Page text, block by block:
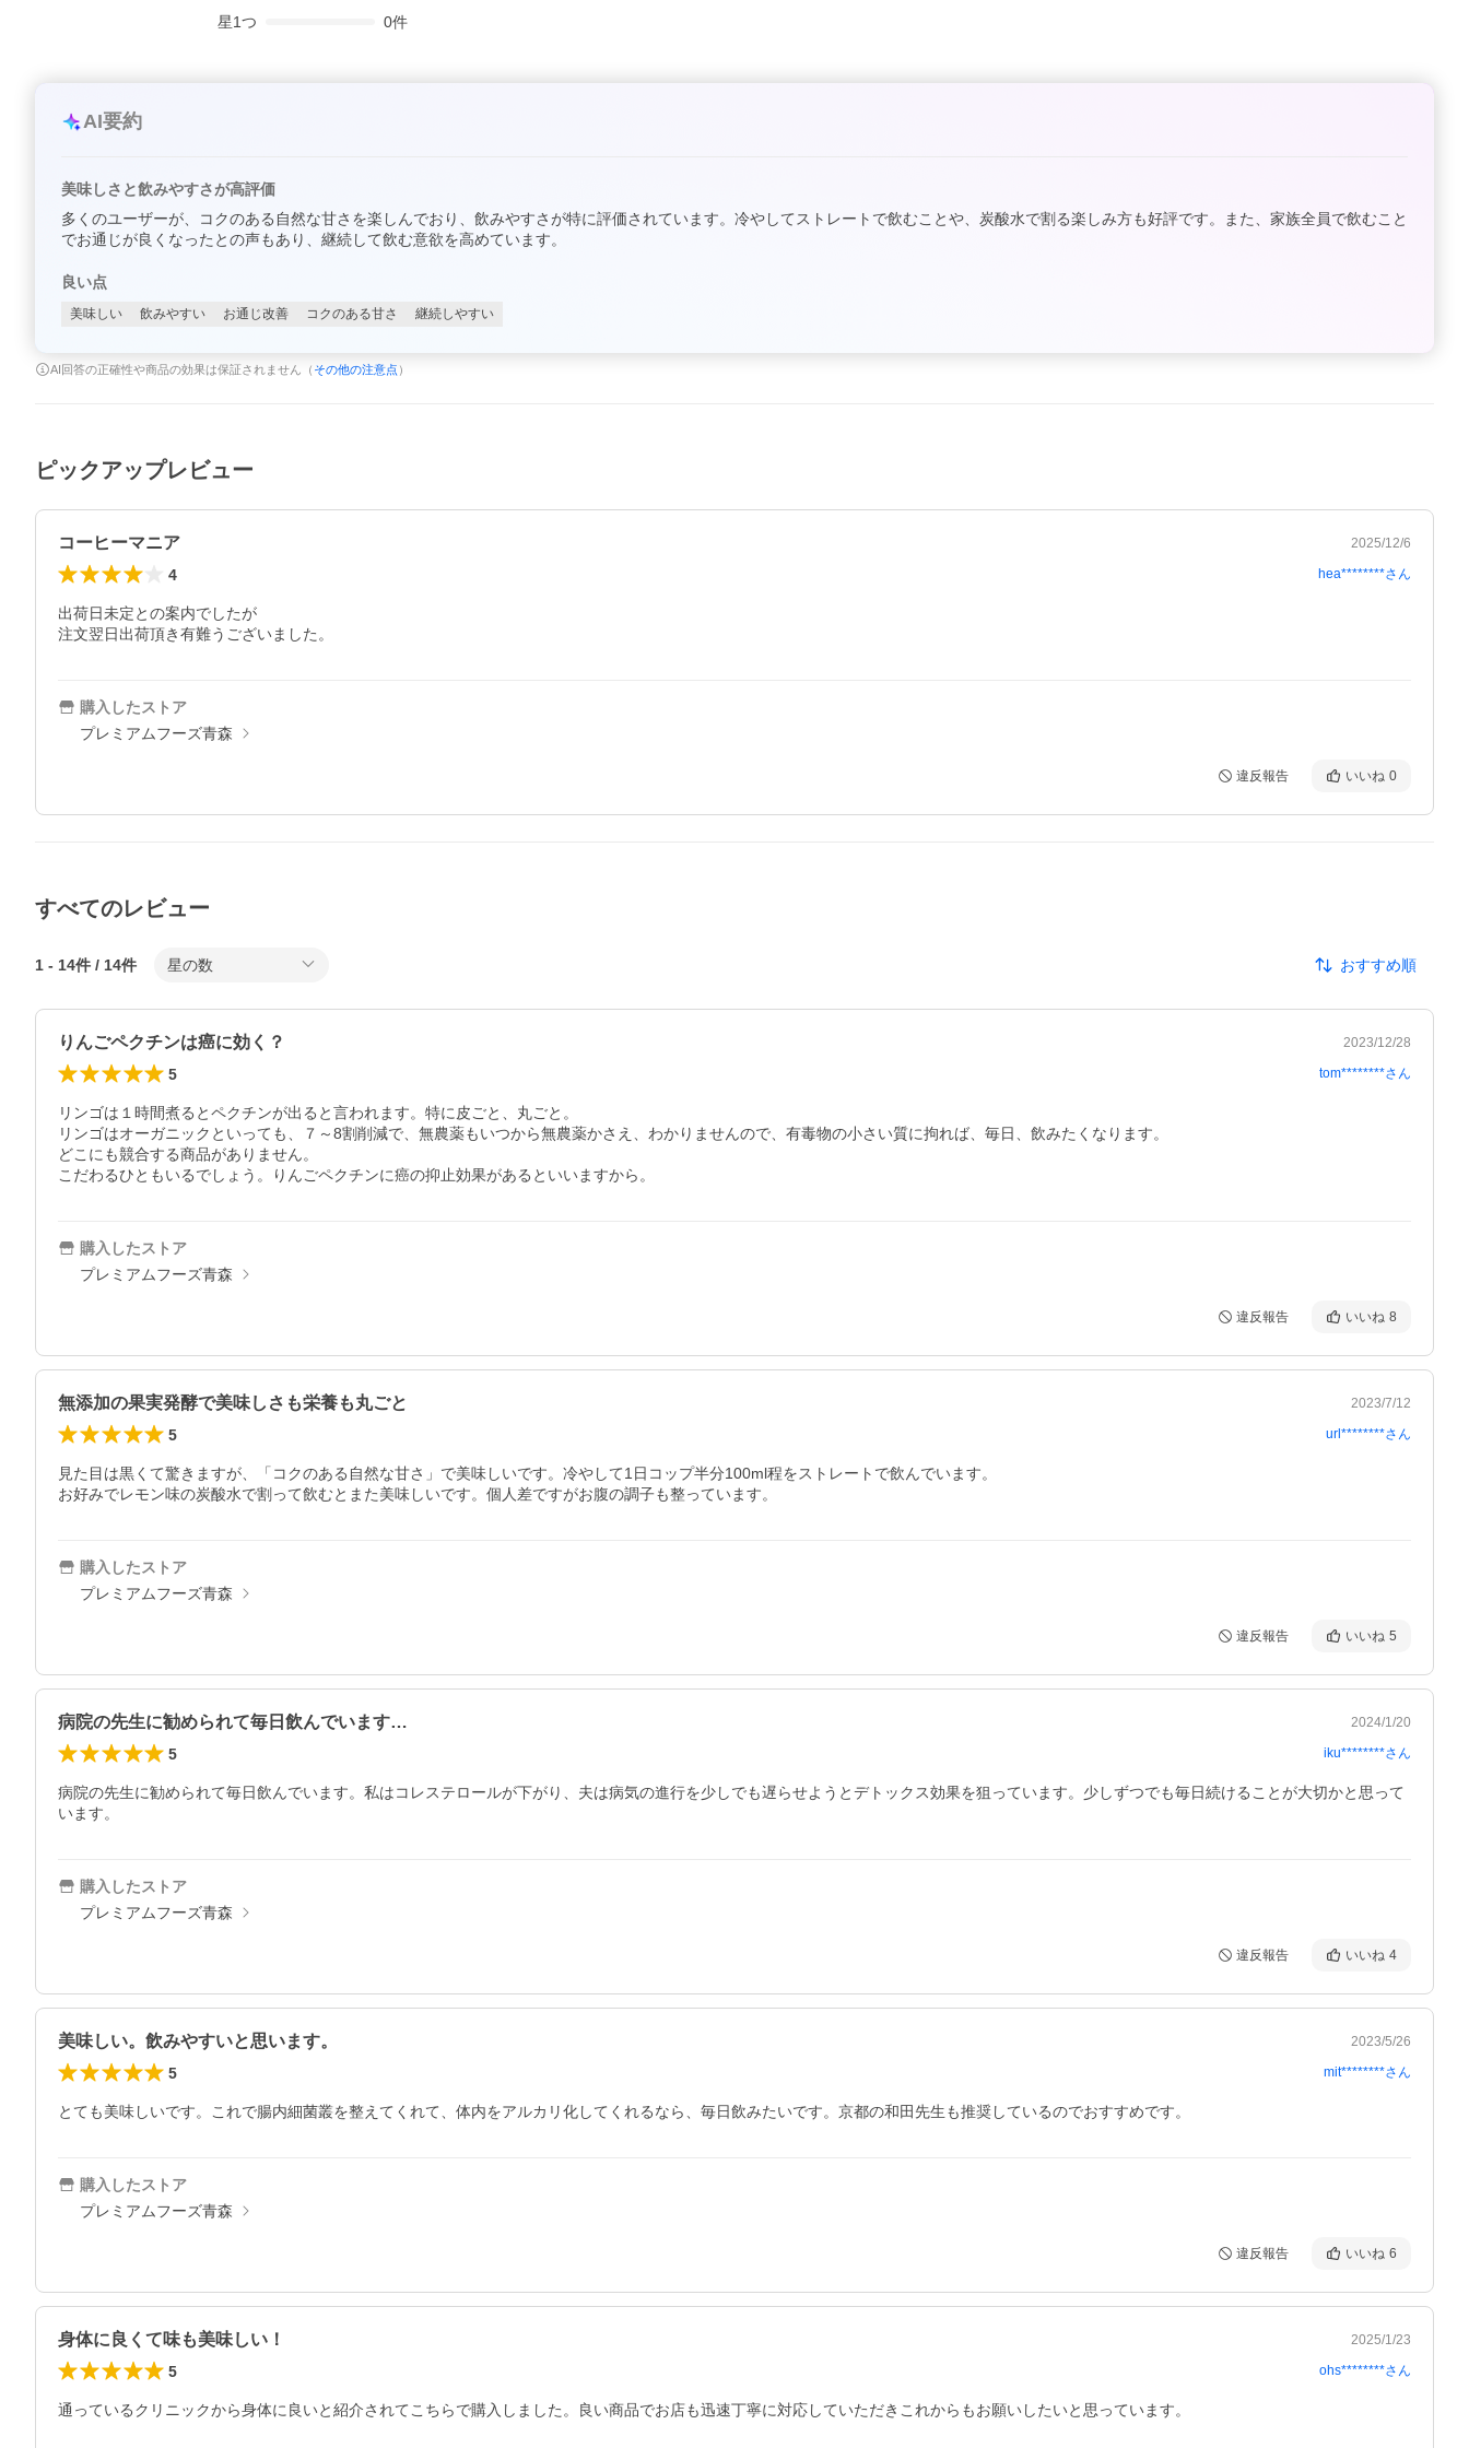
星1つ 0件
AI要約
美味しさと飲みやすさが高評価
多くのユーザーが、コクのある自然な甘さを楽しんでおり、飲みやすさが特に評価されています。冷やしてストレートで飲むことや、炭酸水で割る楽しみ方も好評です。また、家族全員で飲むこと
でお通じが良くなったとの声もあり、継続して飲む意欲を高めています。
良い点
美味しい 飲みやすい お通じ改善 コクのある甘さ 継続しやすい
AI回答の正確性や商品の効果は保証されません（ その他の注意点 ）
ピックアップレビュー
コーヒーマニア 2025/12/6
4 hea********さん
出荷日未定との案内でしたが
注文翌日出荷頂き有難うございました。
購入したストア
プレミアムフーズ青森
違反報告 いいね 0
すべてのレビュー
1 - 14件 / 14件 星の数 おすすめ順
りんごペクチンは癌に効く？ 2023/12/28
5 tom********さん
リンゴは１時間煮るとペクチンが出ると言われます。特に皮ごと、丸ごと。
リンゴはオーガニックといっても、７～8割削減で、無農薬もいつから無農薬かさえ、わかりませんので、有毒物の小さい質に拘れば、毎日、飲みたくなります。
どこにも競合する商品がありません。
こだわるひともいるでしょう。りんごペクチンに癌の抑止効果があるといいますから。
購入したストア
プレミアムフーズ青森
違反報告 いいね 8
無添加の果実発酵で美味しさも栄養も丸ごと 2023/7/12
5 url********さん
見た目は黒くて驚きますが、「コクのある自然な甘さ」で美味しいです。冷やして1日コップ半分100ml程をストレートで飲んでいます。
お好みでレモン味の炭酸水で割って飲むとまた美味しいです。個人差ですがお腹の調子も整っています。
購入したストア
プレミアムフーズ青森
違反報告 いいね 5
病院の先生に勧められて毎日飲んでいます… 2024/1/20
5 iku********さん
病院の先生に勧められて毎日飲んでいます。私はコレステロールが下がり、夫は病気の進行を少しでも遅らせようとデトックス効果を狙っています。少しずつでも毎日続けることが大切かと思って
います。
購入したストア
プレミアムフーズ青森
違反報告 いいね 4
美味しい。飲みやすいと思います。 2023/5/26
5 mit********さん
とても美味しいです。これで腸内細菌叢を整えてくれて、体内をアルカリ化してくれるなら、毎日飲みたいです。京都の和田先生も推奨しているのでおすすめです。
購入したストア
プレミアムフーズ青森
違反報告 いいね 6
身体に良くて味も美味しい！ 2025/1/23
5 ohs********さん
通っているクリニックから身体に良いと紹介されてこちらで購入しました。良い商品でお店も迅速丁寧に対応していただきこれからもお願いしたいと思っています。